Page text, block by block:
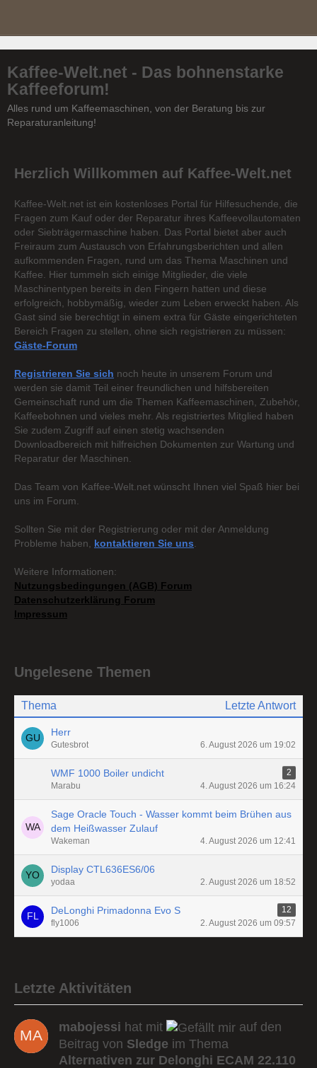
Kaffee-Welt.net - Das bohnenstarke
Kaffeeforum!
Alles rund um Kaffeemaschinen, von der Beratung bis zur
Reparaturanleitung!
Herzlich Willkommen auf Kaffee-Welt.net
Kaffee-Welt.net ist ein kostenloses Portal für Hilfesuchende, die
Fragen zum Kauf oder der Reparatur ihres Kaffeevollautomaten
oder Siebträgermaschine haben. Das Portal bietet aber auch
Freiraum zum Austausch von Erfahrungsberichten und allen
aufkommenden Fragen, rund um das Thema Maschinen und
Kaffee. Hier tummeln sich einige Mitglieder, die viele
Maschinentypen bereits in den Fingern hatten und diese
erfolgreich, hobbymäßig, wieder zum Leben erweckt haben. Als
Gast sind sie berechtigt in einem extra für Gäste eingerichteten
Bereich Fragen zu stellen, ohne sich registrieren zu müssen:
Gäste-Forum
Registrieren Sie sich noch heute in unserem Forum und
werden sie damit Teil einer freundlichen und hilfsbereiten
Gemeinschaft rund um die Themen Kaffeemaschinen, Zubehör,
Kaffeebohnen und vieles mehr. Als registriertes Mitglied haben
Sie zudem Zugriff auf einen stetig wachsenden
Downloadbereich mit hilfreichen Dokumenten zur Wartung und
Reparatur der Maschinen.
Das Team von Kaffee-Welt.net wünscht Ihnen viel Spaß hier bei
uns im Forum.
Sollten Sie mit der Registrierung oder mit der Anmeldung
Probleme haben, kontaktieren Sie uns
Weitere Informationen:
Nutzungsbedingungen (AGB) Forum
Datenschutzerklärung Forum
Impressum
Ungelesene Themen
Thema Letzte Antwort
Herr
Gutesbrot 6. August 2026 um 19:02
WMF 1000 Boiler undicht
2
Marabu
4. August 2026 um 16:24
Sage Oracle Touch - Wasser kommt beim Brühen aus
dem Heißwasser Zulauf
Wakeman 4. August 2026 um 12:41
Display CTL636ES6/06
yodaa 2. August 2026 um 18:52
DeLonghi Primadonna Evo S
12
fly1006
2. August 2026 um 09:57
Letzte Aktivitäten
mabojessi hat mit
auf den
Beitrag von Sledge im Thema
Alternativen zur Delonghi ECAM 22.110